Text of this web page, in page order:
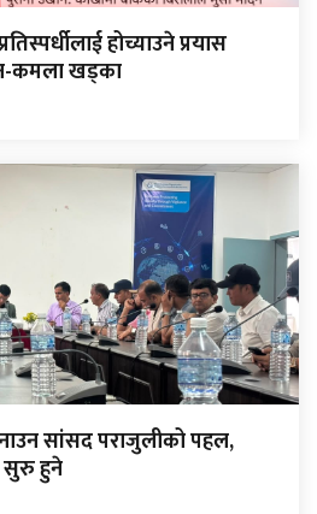
होच्याउने प्रयास
कमला खड्का
सांसद पराजुलीको पहल,
सुरु हुने